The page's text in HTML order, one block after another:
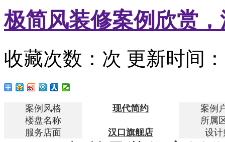
极简风装修案例欣赏
收藏次数： 次 更新时间
案例风格 现代简约
案例
楼盘名称
所属
服务店面
汉口旗舰店 设计